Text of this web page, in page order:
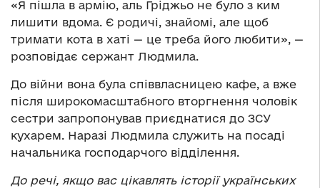
«Я пішла в армію, аль Гріджьо не було з ким
лишити вдома. Є родичі, знайомі, але щоб
тримати кота в хаті — це треба його любити», —
розповідає сержант Людмила.
До війни вона була співвласницею кафе, а вже
після широкомасштабного вторгнення чоловік
сестри запропонував приєднатися до ЗСУ
кухарем. Наразі Людмила служить на посаді
начальника господарчого відділення.
До речі, якщо вас цікавлять історії українських